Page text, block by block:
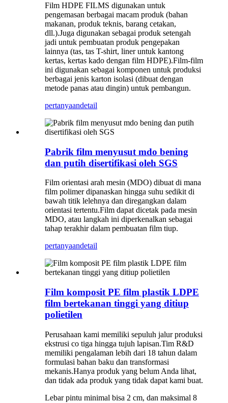
Film HDPE FILMS digunakan untuk
pengemasan berbagai macam produk (bahan
makanan, produk teknis, barang cetakan,
dll.).Juga digunakan sebagai produk setengah
jadi untuk pembuatan produk pengepakan
lainnya (tas, tas T-shirt, liner untuk kantong
kertas, kertas kado dengan film HDPE).Film-film
ini digunakan sebagai komponen untuk produksi
berbagai jenis karton isolasi (dibuat dengan
metode panas atau dingin) untuk pembangun.
pertanyaandetail
Pabrik film menyusut mdo bening
dan putih disertifikasi oleh SGS
Film orientasi arah mesin (MDO) dibuat di mana
film polimer dipanaskan hingga suhu sedikit di
bawah titik lelehnya dan diregangkan dalam
orientasi tertentu.Film dapat dicetak pada mesin
MDO, atau langkah ini diperkenalkan sebagai
tahap terakhir dalam pembuatan film tiup.
pertanyaandetail
Film komposit PE film plastik LDPE
film bertekanan tinggi yang ditiup
polietilen
Perusahaan kami memiliki sepuluh jalur produksi
ekstrusi co tiga hingga tujuh lapisan.Tim R&D
memiliki pengalaman lebih dari 18 tahun dalam
formulasi bahan baku dan transformasi
mekanis.Hanya produk yang belum Anda lihat,
dan tidak ada produk yang tidak dapat kami buat.
Lebar pintu minimal bisa 2 cm, dan maksimal 8